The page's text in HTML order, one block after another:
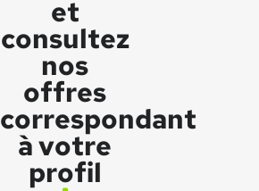
et
consultez
nos
offres
correspondant
à votre
profil